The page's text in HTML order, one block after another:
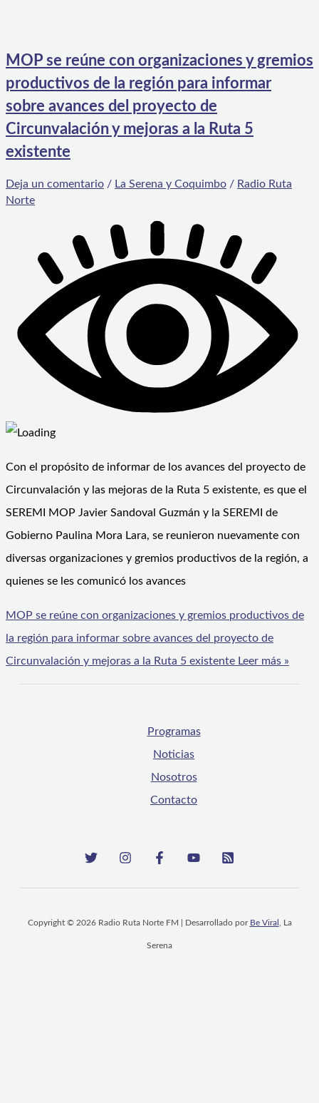
MOP se reúne con organizaciones y gremios
productivos de la región para informar
sobre avances del proyecto de
Circunvalación y mejoras a la Ruta 5
existente
Deja un comentario / La Serena y Coquimbo / Radio Ruta
Norte
Con el propósito de informar de los avances del proyecto de
Circunvalación y las mejoras de la Ruta 5 existente, es que el
SEREMI MOP Javier Sandoval Guzmán y la SEREMI de
Gobierno Paulina Mora Lara, se reunieron nuevamente con
diversas organizaciones y gremios productivos de la región, a
quienes se les comunicó los avances
MOP se reúne con organizaciones y gremios productivos de
la región para informar sobre avances del proyecto de
Circunvalación y mejoras a la Ruta 5 existente Leer más »
Programas
Noticias
Nosotros
Contacto
Copyright © 2026 Radio Ruta Norte FM | Desarrollado por Be Viral , La
Serena